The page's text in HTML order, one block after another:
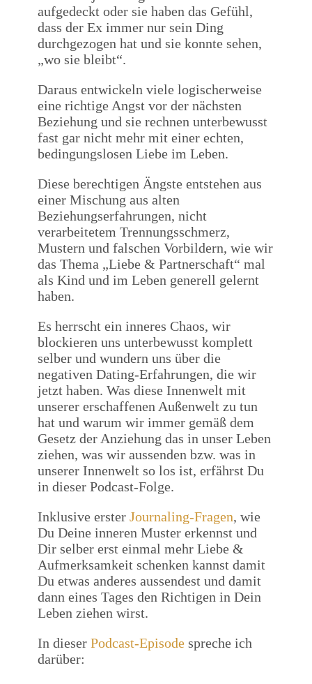
aufgedeckt oder sie haben das Gefühl,
dass der Ex immer nur sein Ding
durchgezogen hat und sie konnte sehen,
„wo sie bleibt“.
Daraus entwickeln viele logischerweise
eine richtige Angst vor der nächsten
Beziehung und sie rechnen unterbewusst
fast gar nicht mehr mit einer echten,
bedingungslosen Liebe im Leben.
Diese berechtigen Ängste entstehen aus
einer Mischung aus alten
Beziehungserfahrungen, nicht
verarbeitetem Trennungsschmerz,
Mustern und falschen Vorbildern, wie wir
das Thema „Liebe & Partnerschaft“ mal
als Kind und im Leben generell gelernt
haben.
Es herrscht ein inneres Chaos, wir
blockieren uns unterbewusst komplett
selber und wundern uns über die
negativen Dating-Erfahrungen, die wir
jetzt haben. Was diese Innenwelt mit
unserer erschaffenen Außenwelt zu tun
hat und warum wir immer gemäß dem
Gesetz der Anziehung das in unser Leben
ziehen, was wir aussenden bzw. was in
unserer Innenwelt so los ist, erfährst Du
in dieser Podcast-Folge.
Inklusive erster Journaling-Fragen, wie
Du Deine inneren Muster erkennst und
Dir selber erst einmal mehr Liebe &
Aufmerksamkeit schenken kannst damit
Du etwas anderes aussendest und damit
dann eines Tages den Richtigen in Dein
Leben ziehen wirst.
In dieser Podcast-Episode spreche ich
darüber: